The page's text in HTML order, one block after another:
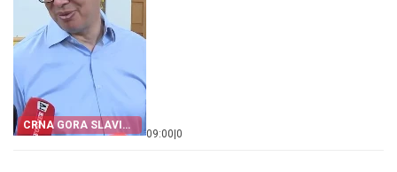
CRNA GORA SLAVI
„OLUJU”
09:00 0